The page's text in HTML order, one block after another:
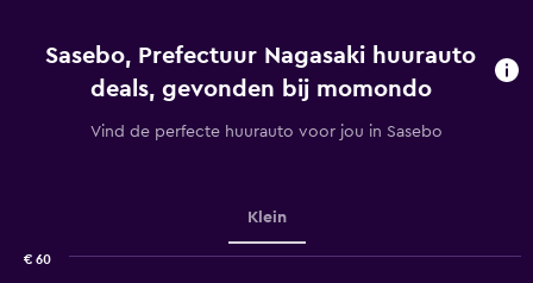
Sasebo, Prefectuur Nagasaki huurauto
deals, gevonden bij momondo
Vind de perfecte huurauto voor jou in Sasebo
Klein
€ 60